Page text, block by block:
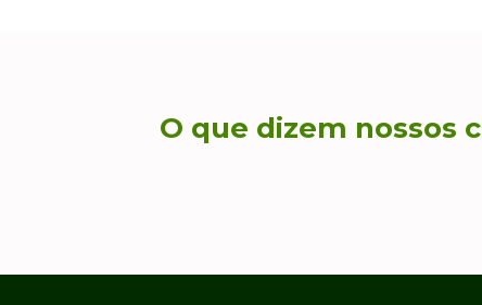
O que dizem nossos